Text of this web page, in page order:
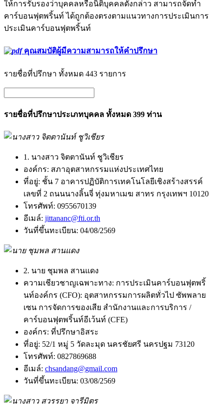
ให้การรับรองว่าบุคคลหรือนิติบุคคลดังกล่าว สามารถจัดทำ
คาร์บอนฟุตพริ้นท์ ได้ถูกต้องตรงตามแนวทางการประเมินการ
ประเมินคาร์บอนฟุตพริ้นท์
คุณสมบัติผู้มีความสามารถให้คำปรึกษา
รายชื่อที่ปรึกษา ทั้งหมด 443 รายการ
รายชื่อที่ปรึกษาประเภทบุคคล ทั้งหมด 399 ท่าน
1. นางสาว จิตตานันท์ ชูวิเชียร
องค์กร: สภาอุตสาหกรรมแห่งประเทศไทย
ที่อยู่: ชั้น 7 อาคารปฏิบัติการเทคโนโลยีเชิงสร้างสรรค์
เลขที่ 2 ถนนนางลิ้นจี่ ทุ่งมหาเมฆ สาทร กรุงเทพฯ 10120
โทรศัพท์: 0955670139
อีเมล์: jittananc@fti.or.th
วันที่ขึ้นทะเบียน: 04/08/2569
2. นาย ชุมพล สานแดง
ความเชียวชาญเฉพาะทาง: การประเมินคาร์บอนฟุตพริ้
นท์องค์กร (CFO): อุตสาหกรรมการผลิตทั่วไป ซัพพลาย
เซน การจัดการของเสีย สำนักงานและการบริการ /
คาร์บอนฟุตพริ้นท์อีเว้นท์ (CFE)
องค์กร: ที่ปรึกษาอิสระ
ที่อยู่: 52/1 หมู่ 5 วัดละมุด นครชัยศรี นครปฐม 73120
โทรศัพท์: 0827869688
อีเมล์: chsandang@gmail.com
วันที่ขึ้นทะเบียน: 03/08/2569